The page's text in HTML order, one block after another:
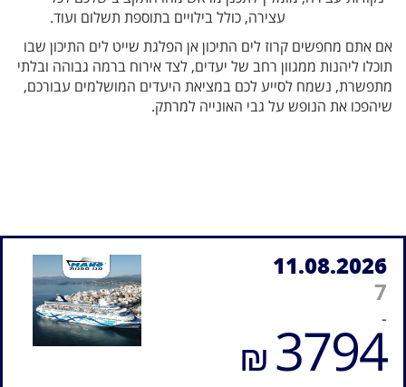
עצירה, כולל בילויים בתוספת תשלום ועוד.
אם אתם מחפשים קרוז לים התיכון אן הפלגת שייט לים התיכון שבו
תוכלו ליהנות ממגוון רחב של יעדים, לצד אירוח ברמה גבוהה ובלתי
מתפשרת, נשמח לסייע לכם במציאת היעדים המושלמים עבורכם,
שיהפכו את הנופש על גבי האונייה למרתק.
11.08.2026
7
-
₪ 3794